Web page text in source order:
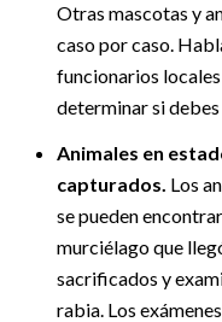
Otras mascotas y
caso por caso.
funcionarios
determinar si
Animales en
capturados. Los
se pueden
murciélago que
sacrificados y
rabia. Los